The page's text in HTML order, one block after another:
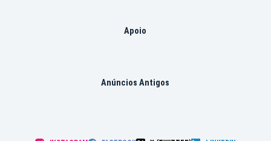
Apoio
Anúncios Antigos